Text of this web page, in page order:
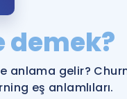
YDS ve
YDS ve
demek?
anlama gelir?
eş anlamlıları.